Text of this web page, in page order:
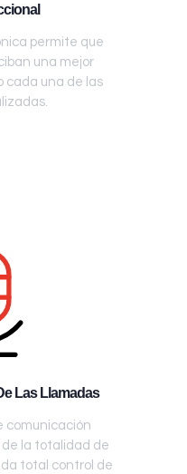
permite que
una mejor
cada una de las
Las Llamadas
comunicación
la totalidad de
da total control de